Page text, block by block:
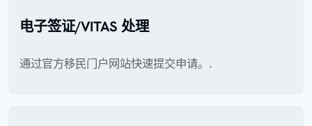
电子签证/VITAS 处理
通过官方移民门户网站快速提交申请。.